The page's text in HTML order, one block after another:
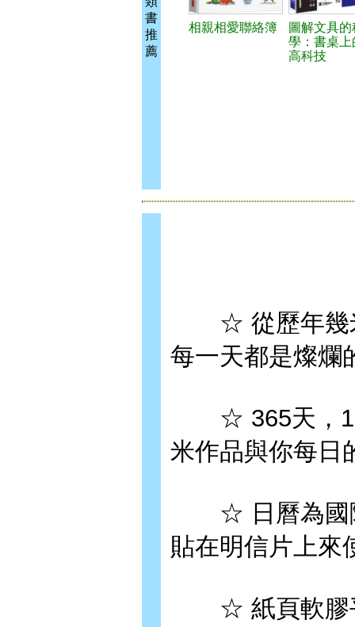
書
推
薦
相親相愛聯絡簿
圖解文具的
學：書桌上
高科技
☆ 從歷年幾米
每一天都是燦爛
☆ 365天，12
米作品與你每日
☆ 日曆為國際
貼在明信片上來
☆ 紙頁軟膠平